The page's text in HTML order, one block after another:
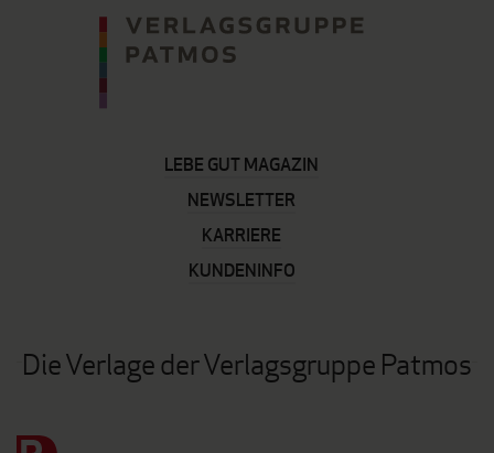
LEBE GUT MAGAZIN
NEWSLETTER
KARRIERE
KUNDENINFO
Die Verlage der Verlagsgruppe Patmos